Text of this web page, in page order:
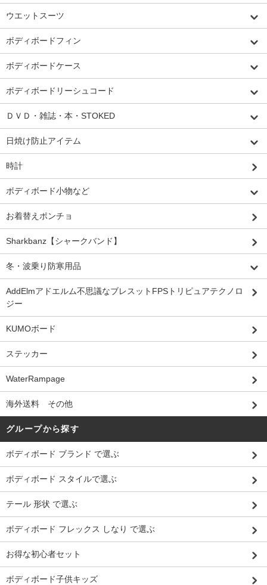
ウエットスーツ
ボディボードフィン
ボディボードケース
ボディボードリーシュコード
ＤＶＤ・雑誌・本・STOKED
日焼け防止アイテム
時計
ボディボード小物など
お着替えポンチョ
Sharkbanz【シャークバンド】
冬・波乗り防寒用品
AddElmアドエルム不思議なブレスットFPSトリピュアテクノロ
ジー
KUMOボード
ステッカー
WaterRampage
海外送料 その他
グループから探す
ボディボード ブランド で選ぶ
ボディボード スタイルで選ぶ
テール 形状 で選ぶ
ボディボード フレックス しなり で選ぶ
お得な初心者セット
ボディボード子供キッズ